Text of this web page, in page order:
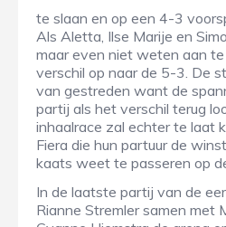
te slaan en op een 4-3
Als Aletta, Ilse Marije en
maar even niet weten aan
verschil op naar de 5-3. De
van gestreden want de
partij als het verschil terug
inhaalrace zal echter te laat
Fiera die hun partuur de
kaats weet te passeren op
In de laatste partij van de
Rianne Stremler samen met